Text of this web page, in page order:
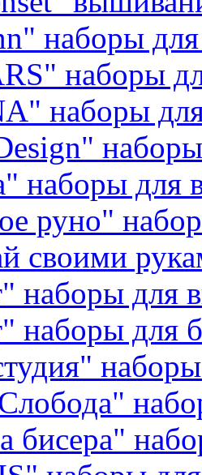
наборы
наборы
наборы
наборы для
руно"
своими
наборы для
наборы для
бисера"